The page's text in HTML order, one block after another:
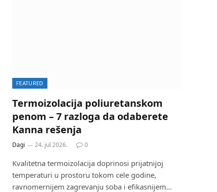
FEATURED
Termoizolacija poliuretanskom
penom – 7 razloga da odaberete
Kanna rešenja
Dagi 24. jul 2026. 0
Kvalitetna termoizolacija doprinosi prijatnijoj
temperaturi u prostoru tokom cele godine,
ravnomernijem zagrevanju soba i efikasnijem…